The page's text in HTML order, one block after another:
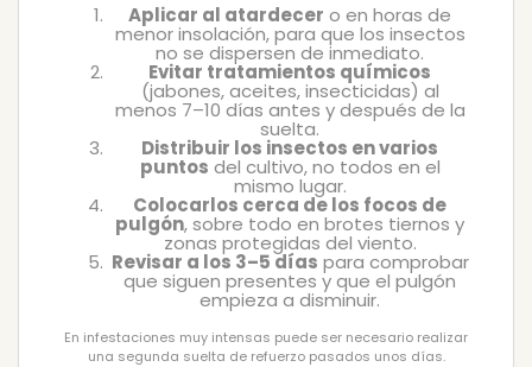
Aplicar al atardecer o en horas de
menor insolación, para que los insectos
no se dispersen de inmediato.
Evitar tratamientos químicos
(jabones, aceites, insecticidas) al
menos 7–10 días antes y después de la
suelta.
Distribuir los insectos en varios
puntos del cultivo, no todos en el
mismo lugar.
Colocarlos cerca de los focos de
pulgón, sobre todo en brotes tiernos y
zonas protegidas del viento.
Revisar a los 3–5 días para comprobar
que siguen presentes y que el pulgón
empieza a disminuir.
En infestaciones muy intensas puede ser necesario realizar
una segunda suelta de refuerzo pasados unos días.